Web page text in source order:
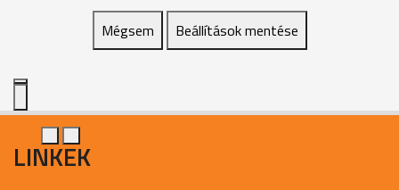
Mégsem Beállítások mentése
LINKEK